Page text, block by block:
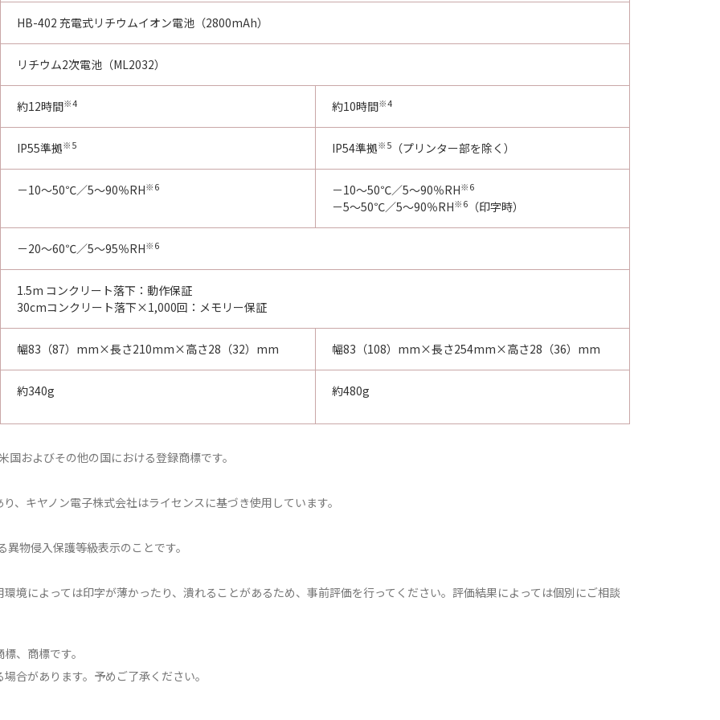
HB-402 充電式リチウムイオン電池（2800mAh）
リチウム2次電池（ML2032）
約12時間※4 約10時間※4
IP55準拠※5 IP54準拠※5 （プリンター部を除く）
－10～50℃／5～90％RH※6 －10～50℃／5～90％RH※6
－5～50℃／5～90％RH※6 （印字時）
－20～60℃／5～95％RH※6
1.5m コンクリート落下：動作保証
30cmコンクリート落下×1,000回：メモリー保証
幅83（87）mm×長さ210mm×高さ28（32）mm 幅83（108）mm×長さ254mm×高さ28（36）mm
約340g 約480g
およびその他の国における登録商標です。
キヤノン電子株式会社はライセンスに基づき使用しています。
物侵入保護等級表示のことです。
境によっては印字が薄かったり、潰れることがあるため、事前評価を行ってください。評価結果によっては個別にご相談
、商標です。
合があります。予めご了承ください。